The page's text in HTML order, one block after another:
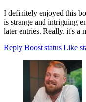
I definitely enjoyed this
is strange and intriguing
later entries. Really, it's a
Reply Boost status Like